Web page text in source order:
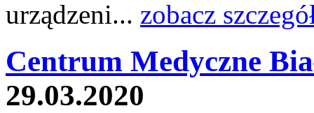
urządzeni... zobacz
Centrum Medyczne
29.03.2020